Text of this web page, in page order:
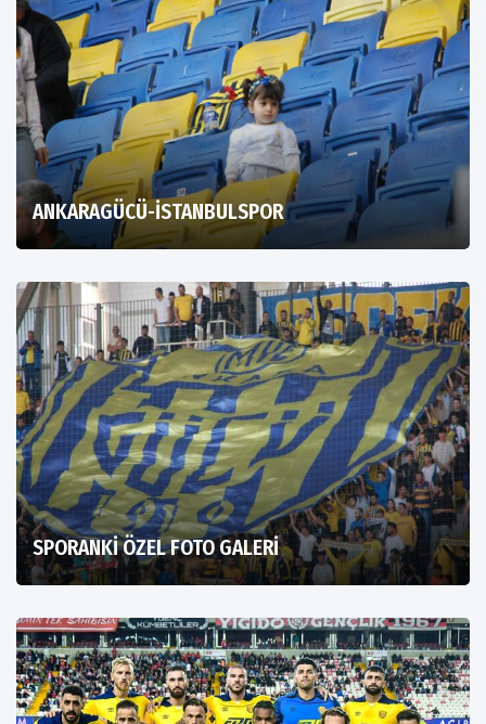
ANKARAGÜCÜ-İSTANBULSPOR
SPORANKİ ÖZEL FOTO GALERİ